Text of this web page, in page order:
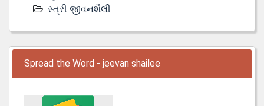
સ્ત્રી જીવનશૈલી
Spread the Word - jeevan shailee